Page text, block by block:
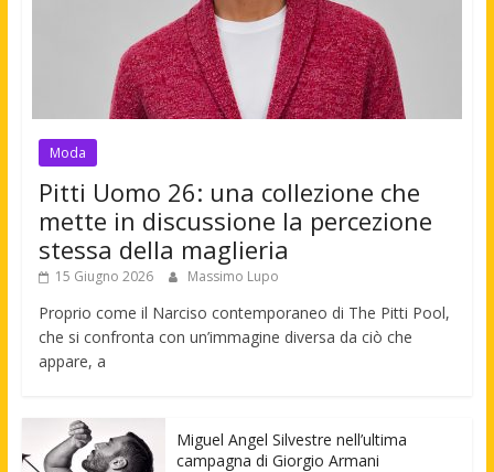
Moda
Pitti Uomo 26: una collezione che
mette in discussione la percezione
stessa della maglieria
15 Giugno 2026 Massimo Lupo
Proprio come il Narciso contemporaneo di The Pitti Pool,
che si confronta con un’immagine diversa da ciò che
appare, a
Miguel Angel Silvestre nell’ultima
campagna di Giorgio Armani